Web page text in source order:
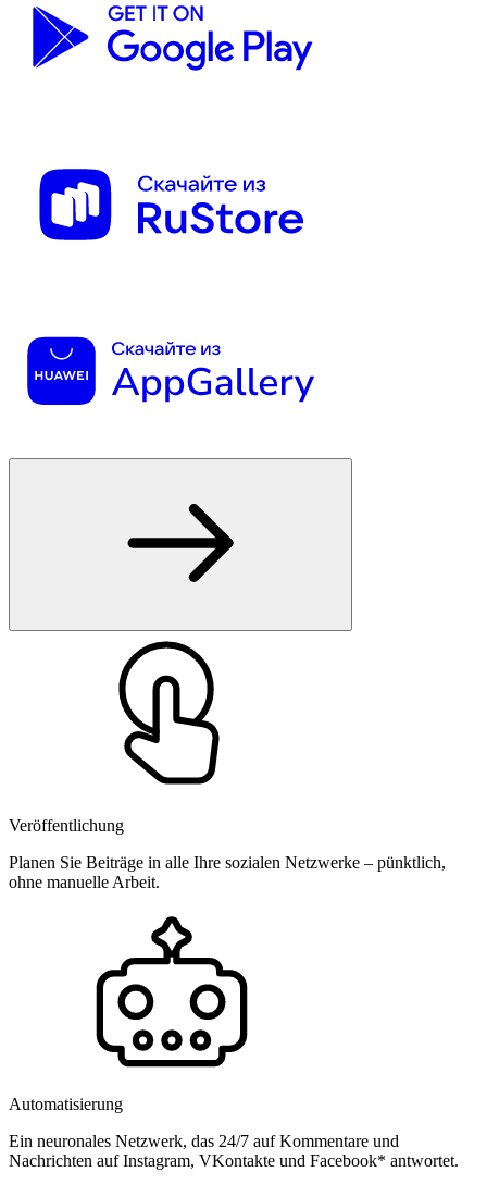
Veröffentlichung
Planen Sie Beiträge in alle Ihre sozialen Netzwerke – pünktlich,
ohne manuelle Arbeit.
Automatisierung
Ein neuronales Netzwerk, das 24/7 auf Kommentare und
Nachrichten auf Instagram, VKontakte und Facebook* antwortet.